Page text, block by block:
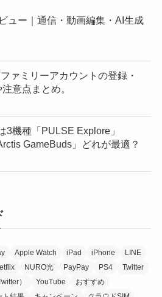
ュー｜通信・動画編集・AI生成
ァミリーアカウントの登録・
意点まとめ。
3機種「PULSE Explore」
GameBuds」どれが最適？
Apple Watch iPad iPhone
LINE
NURO光 PayPay PS4
Twitter
） YouTube
おすすめ